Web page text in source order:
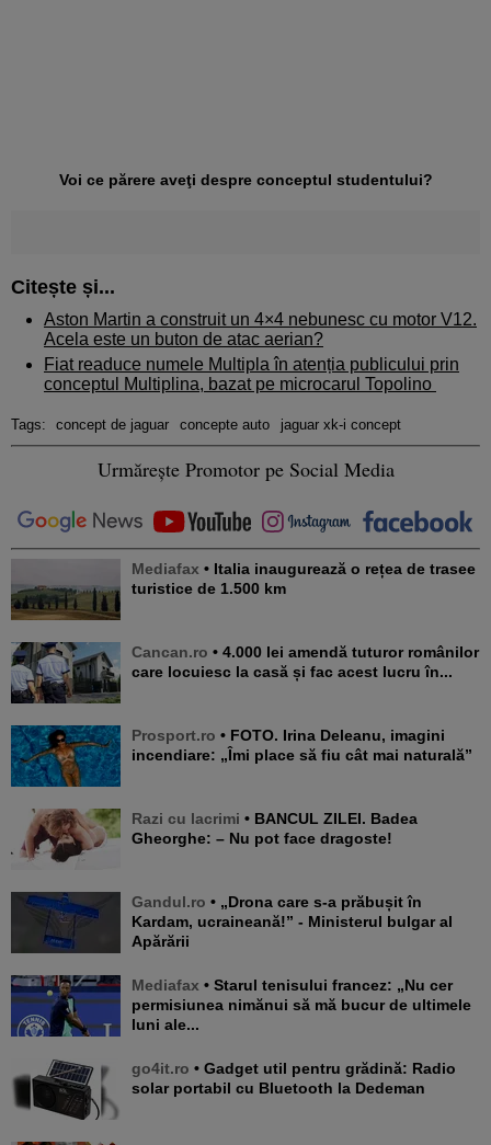
Voi ce părere aveţi despre conceptul studentului?
Citește și...
Aston Martin a construit un 4×4 nebunesc cu motor V12.
Acela este un buton de atac aerian?
Fiat readuce numele Multipla în atenția publicului prin
conceptul Multiplina, bazat pe microcarul Topolino
Tags: concept de jaguar concepte auto jaguar xk-i concept
Urmărește Promotor pe Social Media
Mediafax • Italia inaugurează o rețea de trasee
turistice de 1.500 km
Cancan.ro • 4.000 lei amendă tuturor românilor
care locuiesc la casă și fac acest lucru în...
Prosport.ro • FOTO. Irina Deleanu, imagini
incendiare: „Îmi place să fiu cât mai naturală”
Razi cu lacrimi • BANCUL ZILEI. Badea
Gheorghe: – Nu pot face dragoste!
Gandul.ro • „Drona care s-a prăbușit în
Kardam, ucraineană!” - Ministerul bulgar al
Apărării
Mediafax • Starul tenisului francez: „Nu cer
permisiunea nimănui să mă bucur de ultimele
luni ale...
go4it.ro • Gadget util pentru grădină: Radio
solar portabil cu Bluetooth la Dedeman